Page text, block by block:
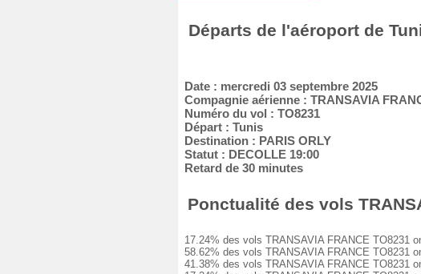
Départs de l'aéroport de
Date : mercredi 03 septembre 2025
Compagnie aérienne : TRANSAVIA
Numéro du vol : TO8231
Départ : Tunis
Destination : PARIS ORLY
Statut : DECOLLE 19:00
Retard de 30 minutes
Ponctualité des vols
17.24% des vols TRANSAVIA FRANCE TO8231
58.62% des vols TRANSAVIA FRANCE TO8231
41.38% des vols TRANSAVIA FRANCE TO8231